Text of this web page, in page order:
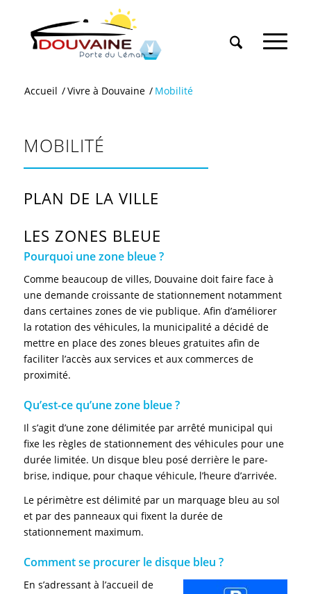
Accueil /Vivre à Douvaine / Mobilité
MOBILITÉ
PLAN DE LA VILLE
LES ZONES BLEUE
Pourquoi une zone bleue ?
Comme beaucoup de villes, Douvaine doit faire face à
une demande croissante de stationnement notamment
dans certaines zones de vie publique. Afin d’améliorer
la rotation des véhicules, la municipalité a décidé de
mettre en place des zones bleues gratuites afin de
faciliter l’accès aux services et aux commerces de
proximité.
Qu’est-ce qu’une zone bleue ?
Il s’agit d’une zone délimitée par arrêté municipal qui
fixe les règles de stationnement des véhicules pour une
durée limitée. Un disque bleu posé derrière le pare-
brise, indique, pour chaque véhicule, l’heure d’arrivée.
Le périmètre est délimité par un marquage bleu au sol
et par des panneaux qui fixent la durée de
stationnement maximum.
Comment se procurer le disque bleu ?
En s’adressant à l’accueil de